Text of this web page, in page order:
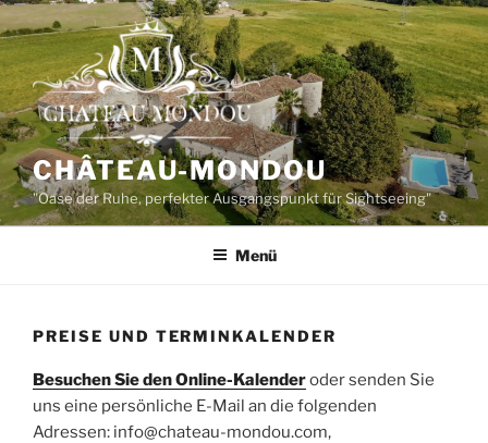
Zum
Inhalt
springen
CHÂTEAU-MONDOU
"Oase der Ruhe, perfekter Ausgangspunkt für Sightseeing"
Menü
PREISE UND TERMINKALENDER
Besuchen Sie den Online-Kalenderoder senden Sie
uns eine persönliche E-Mail an die folgenden
Adressen: info@chateau-mondou.com,